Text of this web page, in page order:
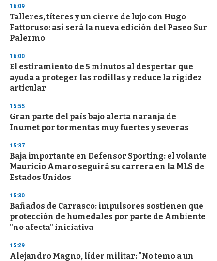
s
e
c
o
n
16:09
Talleres, títeres y un cierre de lujo con Hugo
Fattoruso: así será la nueva edición del Paseo Sur
Palermo
16:00
El estiramiento de 5 minutos al despertar que
ayuda a proteger las rodillas y reduce la rigidez
articular
15:55
Gran parte del país bajo alerta naranja de
Inumet por tormentas muy fuertes y severas
15:37
Baja importante en Defensor Sporting: el volante
Mauricio Amaro seguirá su carrera en la MLS de
Estados Unidos
15:30
Bañados de Carrasco: impulsores sostienen que
protección de humedales por parte de Ambiente
"no afecta" iniciativa
15:29
Alejandro Magno, líder militar: "No temo a un